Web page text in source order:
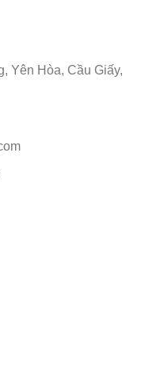
Yên Hòa, Cầu Giấy,